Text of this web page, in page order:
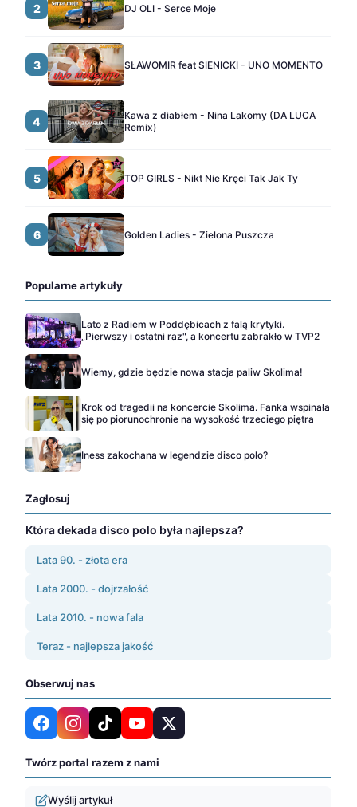
2 DJ OLI - Serce Moje
3 SŁAWOMIR feat SIENICKI - UNO MOMENTO
4
Kawa z diabłem - Nina Lakomy (DA LUCA
Remix)
5 TOP GIRLS - Nikt Nie Kręci Tak Jak Ty
6 Golden Ladies - Zielona Puszcza
Popularne artykuły
Lato z Radiem w Poddębicach z falą krytyki.
„Pierwszy i ostatni raz", a koncertu zabrakło w TVP2
Wiemy, gdzie będzie nowa stacja paliw Skolima!
Krok od tragedii na koncercie Skolima. Fanka wspinała
się po piorunochronie na wysokość trzeciego piętra
Iness zakochana w legendzie disco polo?
Zagłosuj
Która dekada disco polo była najlepsza?
Lata 90. - złota era
Lata 2000. - dojrzałość
Lata 2010. - nowa fala
Teraz - najlepsza jakość
Obserwuj nas
Twórz portal razem z nami
Wyślij artykuł